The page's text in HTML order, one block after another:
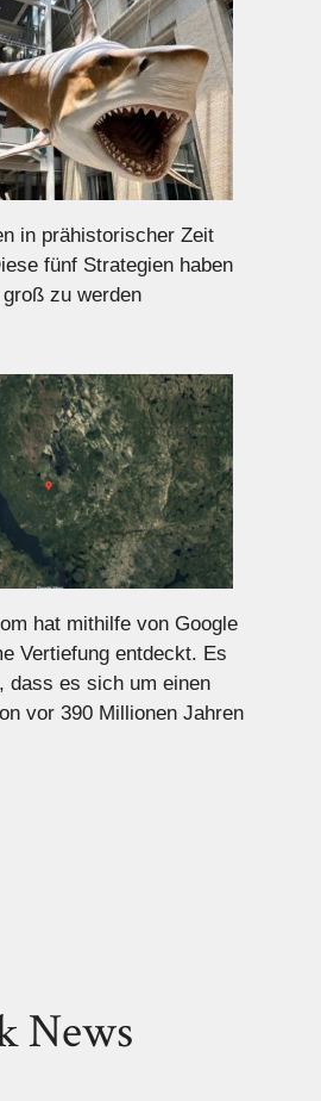
in prähistorischer Zeit
fünf Strategien haben
zu werden
hat mithilfe von Google
Vertiefung entdeckt. Es
dass es sich um einen
vor 390 Millionen Jahren
News